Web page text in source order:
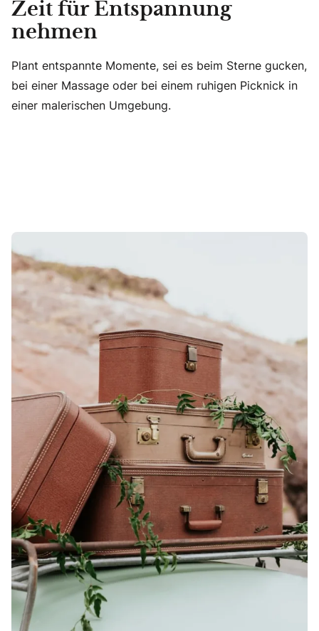
Zeit für Entspannung
nehmen
Plant entspannte Momente, sei es beim Sterne gucken,
bei einer Massage oder bei einem ruhigen Picknick in
einer malerischen Umgebung.